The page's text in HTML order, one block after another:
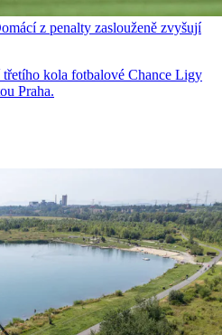
z penalty zaslouženě zvyšují
kola fotbalové Chance Ligy
Praha.